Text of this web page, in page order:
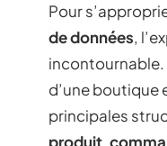
Pour
de données,
incontournable.
d’une boutique
principales
produit